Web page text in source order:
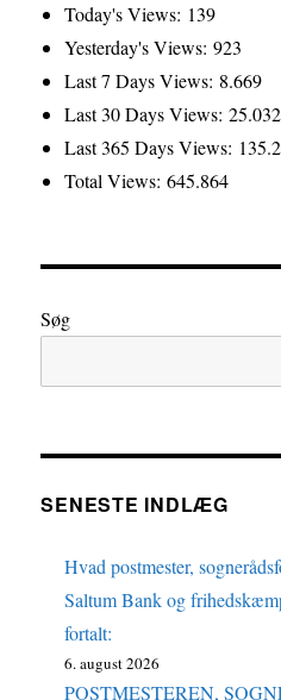
Today's Views: 139
Yesterday's Views:923
Last 7 Days Views: 8.669
Last 30 Days Views:25.032
Last 365 Days Views:
Total Views:645.864
Søg
SENESTE INDLÆG
Hvad postmester,
Saltum Bank og
fortalt:
6. august 2026
POSTMESTEREN,